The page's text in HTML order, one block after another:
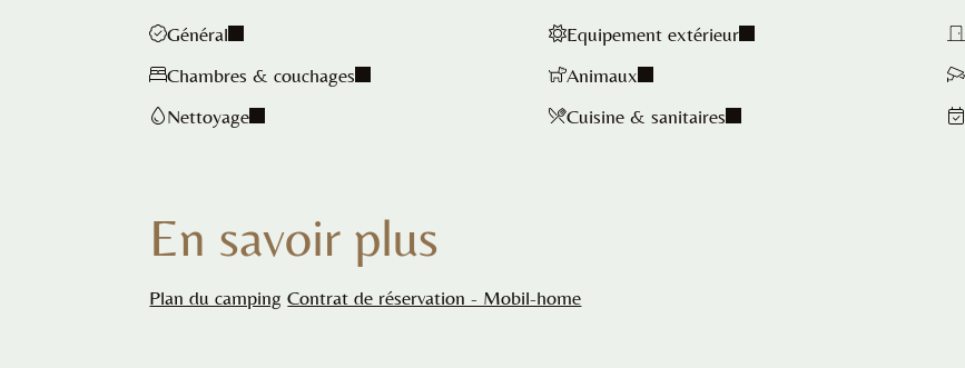
Général
Chambres & couchages
Nettoyage
Equipement extérieur
Animaux
Cuisine & sanitaires
En savoir plus
Plan du camping Contrat de réservation - Mobil-home